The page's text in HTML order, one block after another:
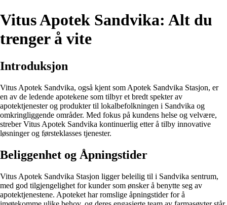
Vitus Apotek Sandvika: Alt du
trenger å vite
Introduksjon
Vitus Apotek Sandvika, også kjent som Apotek Sandvika Stasjon, er
en av de ledende apotekene som tilbyr et bredt spekter av
apotektjenester og produkter til lokalbefolkningen i Sandvika og
omkringliggende områder. Med fokus på kundens helse og velvære,
streber Vitus Apotek Sandvika kontinuerlig etter å tilby innovative
løsninger og førsteklasses tjenester.
Beliggenhet og Åpningstider
Vitus Apotek Sandvika Stasjon ligger beleilig til i Sandvika sentrum,
med god tilgjengelighet for kunder som ønsker å benytte seg av
apotektjenestene. Apoteket har romslige åpningstider for å